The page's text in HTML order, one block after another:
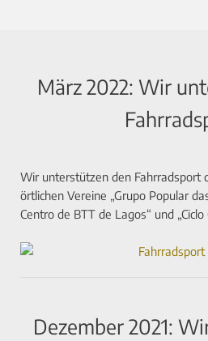
März 2022: Wir
Wir unterstützen den Fahrradsport
örtlichen Vereine „Grupo Popular
Centro de BTT de Lagos“ und „Ciclo
Dezember 2021: